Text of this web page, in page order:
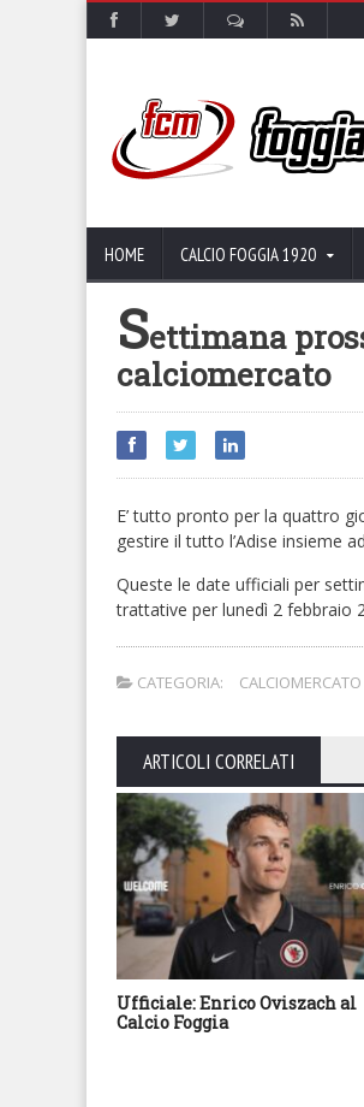
HOME CALCIO FOGGIA 1920
Settimana
calciomercato
E’ tutto pronto per la quattro
gestire il tutto l’Adise insieme
Queste le date ufficiali per
trattative per lunedì 2 febbraio
CATEGORIA: CALCIOMERCATO
ARTICOLI CORRELATI
Ufficiale: Enrico Oviszach al
Calcio Foggia